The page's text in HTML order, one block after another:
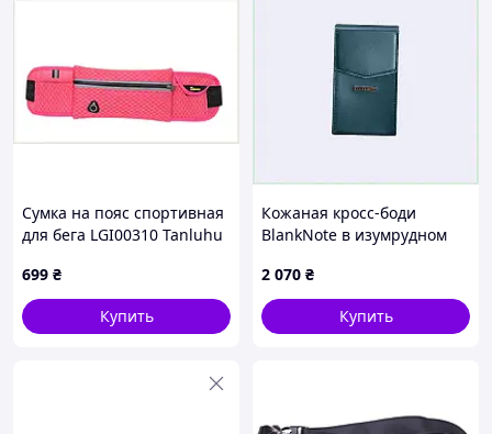
Сумка на пояс спортивная
для бега LGI00310 Tanluhu
986P5H22
699 ₴
Купить
Кожаная кросс-боди
BlankNote в изумрудном
2 070 ₴
Купить